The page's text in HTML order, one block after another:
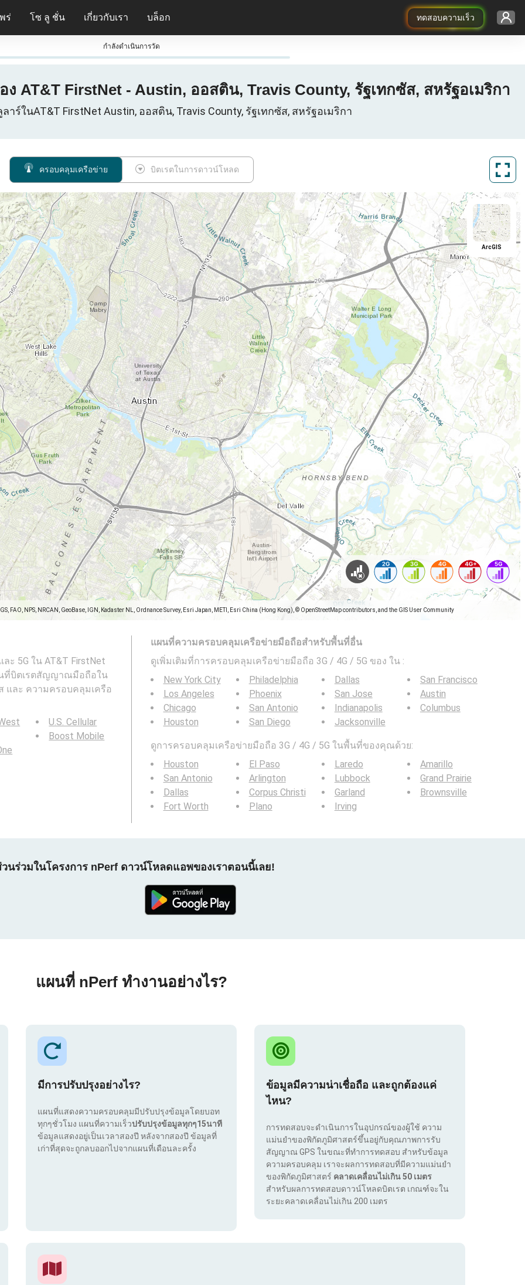
ทดสอบความเร็ว
ร่ โซ ลู ชั่น เกี่ยวกับเรา บล็อก
กําลังดําเนินการวัด
AT&T FirstNet - Austin, ออสติน, Travis County, รัฐเทกซัส, สหรัฐอเมริกา
าร์ในAT&T FirstNet Austin, ออสติน, Travis County, รัฐเทกซัส, สหรัฐอเมริกา
ครอบคลุมเครือข่าย บิตเรตในการดาวน์โหลด
FAO, NPS, NRCAN, GeoBase, IGN, Kadaster NL, Ordnance Survey, Esri Japan, METI, Esri China (Hong Kong), © OpenStreetMap contributors, and the GIS User Community
ArcGIS
ะ 5G ใน AT&T FirstNet
นที่บิตเรตสัญญาณมือถือใน
และ ความครอบคลุมเครือ
U.S. Cellular
Boost Mobile
แผนที่ความครอบคลุมเครือข่ายมือถือสำหรับพื้นที่อื่น
ดูเพิ่มเติมที่การครอบคลุมเครือข่ายมือถือ 3G / 4G / 5G ของ ใน :
New York City
Los Angeles
Chicago
Houston
Philadelphia
Phoenix
San Antonio
San Diego
Dallas
San Jose
Indianapolis
Jacksonville
San Francisco
Austin
Columbus
ดูการครอบคลุมเครือข่ายมือถือ 3G / 4G / 5G ในพื้นที่ของคุณด้วย:
Houston
San Antonio
Dallas
Fort Worth
El Paso
Arlington
Corpus Christi
Plano
Laredo
Lubbock
Garland
Irving
Amarillo
Grand Prairie
Brownsville
นร่วมในโครงการ nPerf ดาวน์โหลดแอพของเราตอนนี้เลย!
แผนที่ nPerf ทำงานอย่างไร?
มีการปรับปรุงอย่างไร?
แผนที่แสดงความครอบคลุมมีปรับปรุงข้อมูลโดยบอท
ทุกๆชั่วโมง แผนที่ความเร็วปรับปรุงข้อมูลทุกๆ15นาที
ข้อมูลแสดงอยู่เป็นเวลาสองปี หลังจากสองปี ข้อมูลที่
เก่าที่สุดจะถูกลบออกไปจากแผนที่เดือนละครั้ง
ข้อมูลมีความน่าเชื่อถือ และถูกต้องแค่
ไหน?
การทดสอบจะดำเนินการในอุปกรณ์ของผู้ใช้ ความ
แม่นยำของพิกัดภูมิศาสตร์ขึ้นอยู่กับคุณภาพการรับ
สัญญาณ GPS ในขณะที่ทำการทดสอบ สำหรับข้อมูล
ความครอบคลุม เราจะผลการทดสอบที่มีความแม่นยำ
ของพิกัดภูมิศาสตร์ คลาดเคลื่อนไม่เกิน 50 เมตร
สำหรับผลการทดสอบดาวน์โหลดบิตเรต เกณฑ์จะใน
ระยะคลาดเคลื่อนไม่เกิน 200 เมตร